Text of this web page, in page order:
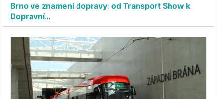
Brno ve znamení dopravy: od Transport Show k
Dopravní…